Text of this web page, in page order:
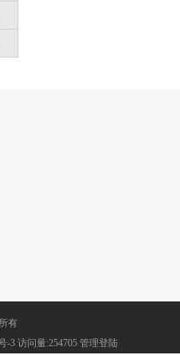
有
-3 访问量:254705 管理登陆